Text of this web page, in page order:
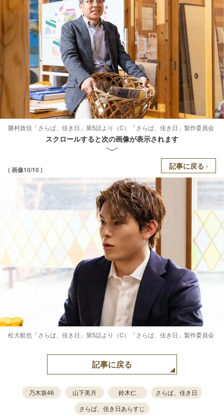
勝村政信「さらば、佳き日」第5話より（C）「さらば、佳き日」製作委員会
スクロールすると次の画像が表示されます
( 画像10/10 ) 記事に戻る
松大航也「さらば、佳き日」第5話より（C）「さらば、佳き日」製作委員会
記事に戻る
乃木坂46 山下美月 鈴木仁
さらば、佳き日
さらば、佳き日あらすじ